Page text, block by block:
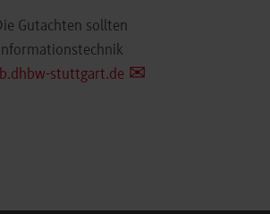
Gutachten sollten
stuttgart.de